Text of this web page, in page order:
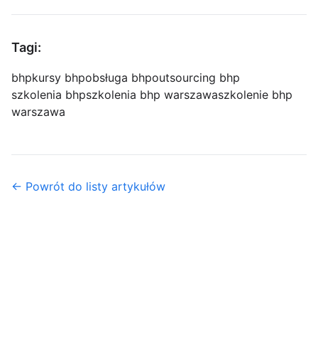
Tagi:
bhpkursy bhpobsługa bhpoutsourcing bhp
szkolenia bhpszkolenia bhp warszawaszkolenie bhp
warszawa
← Powrót do listy artykułów